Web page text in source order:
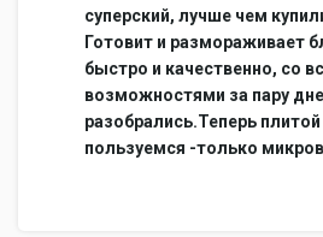
суперский, лучше чем
Готовит и размораживает
быстро и качественно, со
возможностями за пару
разобрались.Теперь
пользуемся -только